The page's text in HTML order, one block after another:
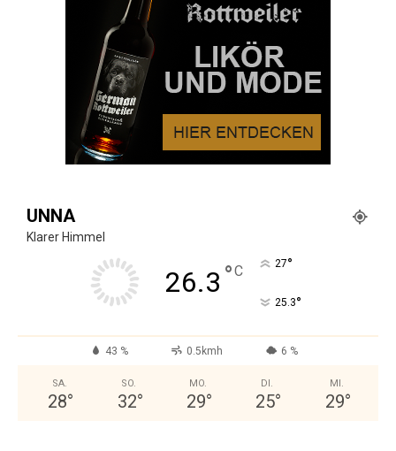
UNNA
Klarer Himmel
26.3 °C 27°
25.3°
43 % 0.5kmh 6 %
SA.
28°
SO.
32°
MO.
29°
DI.
25°
MI.
29°